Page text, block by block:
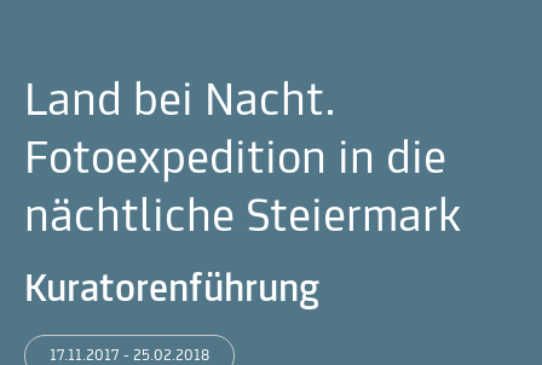
Land bei Nacht.
Fotoexpedition in die
nächtliche Steiermark
Kuratorenführung
17.11.2017 - 25.02.2018